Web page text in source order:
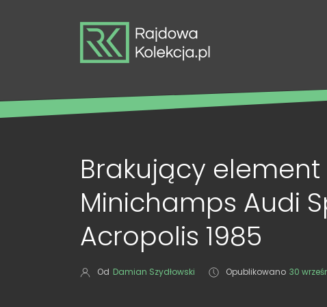
Brakujący element
Minichamps Audi
Acropolis 1985
Od Damian Szydłowski Opublikowano 30